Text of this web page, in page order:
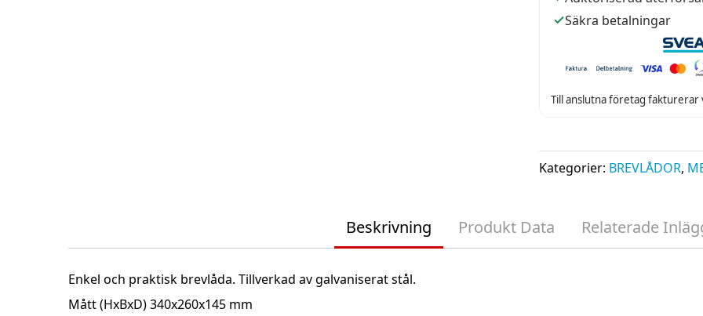
Säkra betalningar
Till anslutna företag
Kategorier: BREVLÅDOR,
Beskrivning
Enkel och praktisk brevlåda. Tillverkad av galvaniserat stål.
Mått (HxBxD) 340x260x145 mm
Produkt Data Relaterade